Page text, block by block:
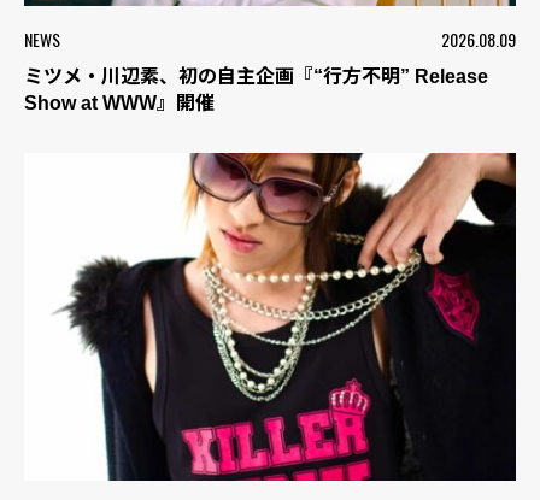
NEWS 2026.08.09
ミツメ・川辺素、初の自主企画『“行方不明” Release
Show at WWW』開催